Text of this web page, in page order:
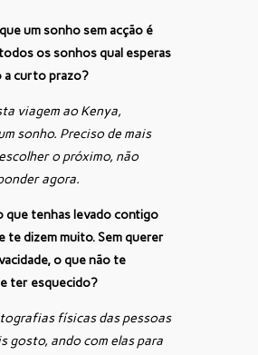
um sonho sem acção é
os sonhos qual esperas
a curto prazo?
viagem ao Kenya,
sonho. Preciso de mais
o próximo, não
agora.
que tenhas levado contigo
te dizem muito. Sem querer
o que não te
ter esquecido?
físicas das pessoas
gosto, ando com elas para